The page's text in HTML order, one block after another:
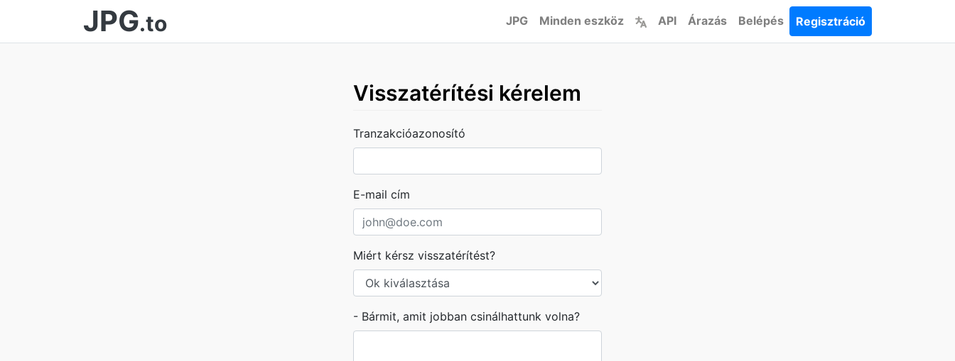
JPG.to JPG Minden eszköz API Árazás Belépés Regisztráció
Visszatérítési kérelem
Tranzakcióazonosító
E-mail cím
Miért kérsz visszatérítést?
- Bármit, amit jobban csinálhattunk volna?